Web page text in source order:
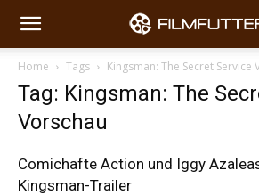
Home Tags Kingsman: The Secret Service
Tag: Kingsman: The
Vorschau
Comichafte Action und Iggy
Kingsman-Trailer